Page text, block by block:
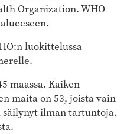
Organization. WHO
luokittelussa
maassa. Kaiken
maita on 53, joista vain
säilynyt ilman tartuntoja.